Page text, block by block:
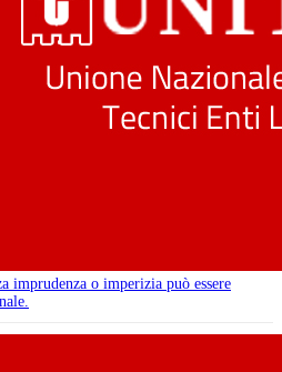
imprudenza o imperizia può essere